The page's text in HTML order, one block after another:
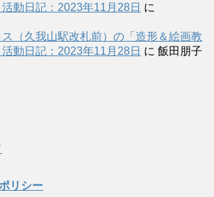
動日記：2023年11月28日 に
（久我山駅改札前）の「造形＆絵画教
動日記：2023年11月28日 に 飯田朋子
リシー